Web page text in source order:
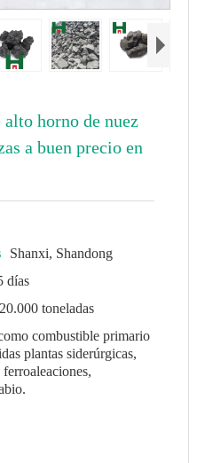
horno de nuez
a buen precio en
Shanxi, Shandong
días
toneladas
combustible primario
plantas siderúrgicas,